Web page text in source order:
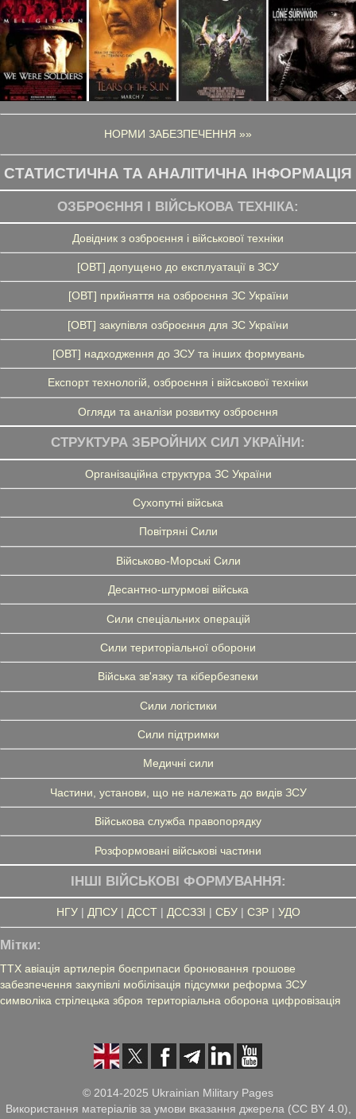
НОРМИ ЗАБЕЗПЕЧЕННЯ »»
СТАТИСТИЧНА ТА АНАЛІТИЧНА ІНФОРМАЦІЯ
ОЗБРОЄННЯ І ВІЙСЬКОВА ТЕХНІКА:
Довідник з озброєння і військової техніки
[ОВТ] допущено до експлуатації в ЗСУ
[ОВТ] прийняття на озброєння ЗС України
[ОВТ] закупівля озброєння для ЗС України
[ОВТ] надходження до ЗСУ та інших формувань
Експорт технологій, озброєння і військової техніки
Огляди та аналізи розвитку озброєння
СТРУКТУРА ЗБРОЙНИХ СИЛ УКРАЇНИ:
Організаційна структура ЗС України
Сухопутні війська
Повітряні Сили
Військово-Морські Сили
Десантно-штурмові війська
Сили спеціальних операцій
Сили територіальної оборони
Війська зв'язку та кібербезпеки
Сили логістики
Сили підтримки
Медичні сили
Частини, установи, що не належать до видів ЗСУ
Військова служба правопорядку
Розформовані військові частини
ІНШІ ВІЙСЬКОВІ ФОРМУВАННЯ:
НГУ| ДПСУ| ДССТ| ДССЗЗІ | СБУ| СЗР| УДО
Мітки:
ТТХ авіація артилерія боєприпаси бронювання грошове
забезпечення закупівлі мобілізація підсумки реформа ЗСУ
символіка стрілецька зброя територіальна оборона цифровізація
© 2014-2025 Ukrainian Military Pages
Використання матеріалів за умови вказання джерела (CC BY 4.0),